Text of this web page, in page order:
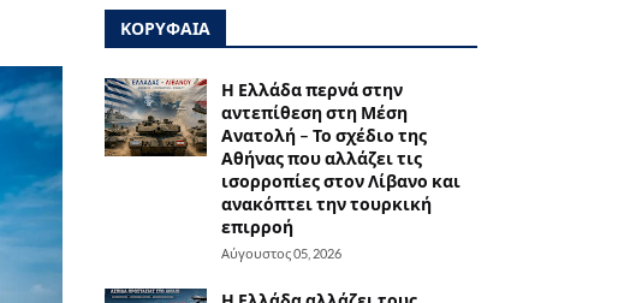
ΚΟΡΥΦΑΙΑ
Η Ελλάδα περνά στην
αντεπίθεση στη Μέση
Ανατολή – Το σχέδιο της
Αθήνας που αλλάζει τις
ισορροπίες στον Λίβανο και
ανακόπτει την τουρκική
επιρροή
Αύγουστος 05, 2026